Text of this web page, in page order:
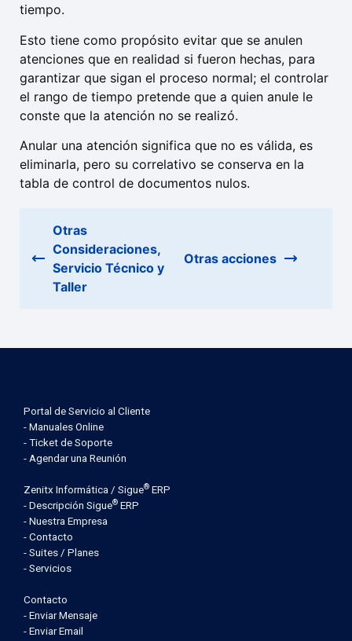
tiempo.
Esto tiene como propósito evitar que se anulen
atenciones que en realidad si fueron hechas, para
garantizar que sigan el proceso normal; el controlar
el rango de tiempo pretende que a quien anule le
conste que la atención no se realizó.
Anular una atención significa que no es válida, es
eliminarla, pero su correlativo se conserva en la
tabla de control de documentos nulos.
Otras
Consideraciones,
Servicio Técnico y
Taller
Otras acciones
Portal de Servicio al Cliente
- Manuales Online
- Ticket de Soporte
- Agendar una Reunión
Zenitx Informática / Sigue® ERP
- Descripción Sigue® ERP
- Nuestra Empresa
- Contacto
- Suites / Planes
- Servicios
Contacto
- Enviar Mensaje
- Enviar Email